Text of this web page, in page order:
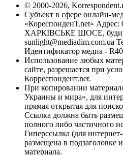
© 2000-2026,
Субъект в сфере онлайн-
«КореспонденТ.net» Адрес:
ХАРКІВСЬКЕ ШОСЕ,
sunlight@mediadim.com.ua
Идентификатор медиа -
Использование любых
сайте, разрешается при
Корреспондент.net.
При копировании
Украины и мира», для
прямая открытая для
Ссылка должна быть
полного либо частичного
Гиперссылка (для
размещена в подзаголовке
материала.